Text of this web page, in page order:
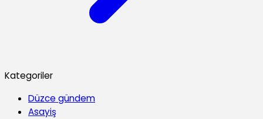
Kategoriler
Düzce gündem
Asayiş